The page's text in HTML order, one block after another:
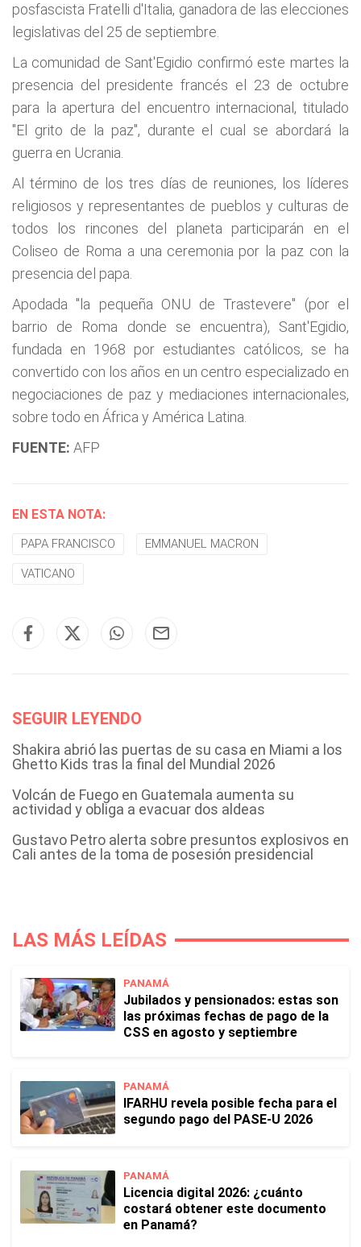
posfascista Fratelli d'Italia, ganadora de las elecciones
legislativas del 25 de septiembre.
La comunidad de Sant'Egidio confirmó este martes la
presencia del presidente francés el 23 de octubre
para la apertura del encuentro internacional, titulado
"El grito de la paz", durante el cual se abordará la
guerra en Ucrania.
Al término de los tres días de reuniones, los líderes
religiosos y representantes de pueblos y culturas de
todos los rincones del planeta participarán en el
Coliseo de Roma a una ceremonia por la paz con la
presencia del papa.
Apodada "la pequeña ONU de Trastevere" (por el
barrio de Roma donde se encuentra), Sant'Egidio,
fundada en 1968 por estudiantes católicos, se ha
convertido con los años en un centro especializado en
negociaciones de paz y mediaciones internacionales,
sobre todo en África y América Latina.
FUENTE: AFP
EN ESTA NOTA:
PAPA FRANCISCO EMMANUEL MACRON
VATICANO
SEGUIR LEYENDO
Shakira abrió las puertas de su casa en Miami a los
Ghetto Kids tras la final del Mundial 2026
Volcán de Fuego en Guatemala aumenta su
actividad y obliga a evacuar dos aldeas
Gustavo Petro alerta sobre presuntos explosivos en
Cali antes de la toma de posesión presidencial
LAS MÁS LEÍDAS
PANAMÁ
Jubilados y pensionados: estas son
las próximas fechas de pago de la
CSS en agosto y septiembre
PANAMÁ
IFARHU revela posible fecha para el
segundo pago del PASE-U 2026
PANAMÁ
Licencia digital 2026: ¿cuánto
costará obtener este documento
en Panamá?